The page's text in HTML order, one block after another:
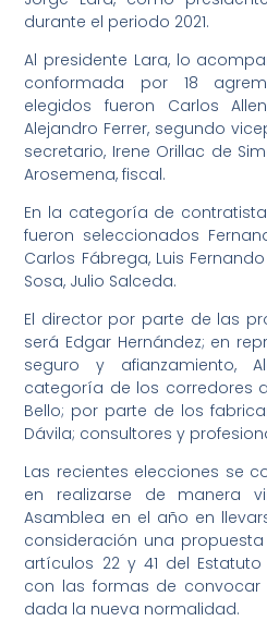
durante el periodo 2021.
Al presidente Lara, lo
conformada por 18
elegidos fueron Carlos
Alejandro Ferrer, segundo
secretario, Irene Orillac de
Arosemena, fiscal.
En la categoría de
fueron seleccionados
Carlos Fábrega, Luis
Sosa, Julio Salceda.
El director por parte de las
será Edgar Hernández; en
seguro y afianzamiento,
categoría de los corredores
Bello; por parte de los
Dávila; consultores y
Las recientes elecciones se
en realizarse de manera
Asamblea en el año en
consideración una
artículos 22 y 41 del
con las formas de convocar
dada la nueva normalidad.